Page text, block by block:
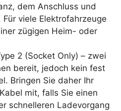
dem Anschluss und
viele Elektrofahrzeuge
zügigen Heim- oder
2 (Socket Only) – zwei
bereit, jedoch kein fest
Bringen Sie daher Ihr
mit, falls Sie einen
schnelleren Ladevorgang